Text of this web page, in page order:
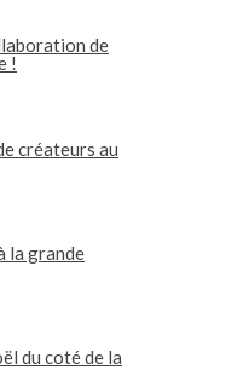
de
!
créateurs au
la grande
du coté de la